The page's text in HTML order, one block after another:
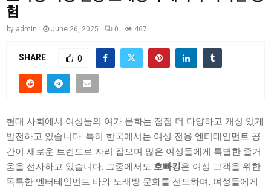
험
by admin June 26, 2025 0 467
SHARE 0
현대 사회에서 여성들의 여가 문화는 점점 더 다양하고 개성 있게
발전하고 있습니다. 특히 한국에서는 여성 전용 엔터테인먼트 공
간이 새로운 트렌드로 자리 잡으며 많은 여성들에게 특별한 즐거
움을 선사하고 있습니다. 그중에서도 호빠킹은 여성 고객을 위한
독특한 엔터테인먼트 바와 노래방 문화를 선도하며, 여성들에게